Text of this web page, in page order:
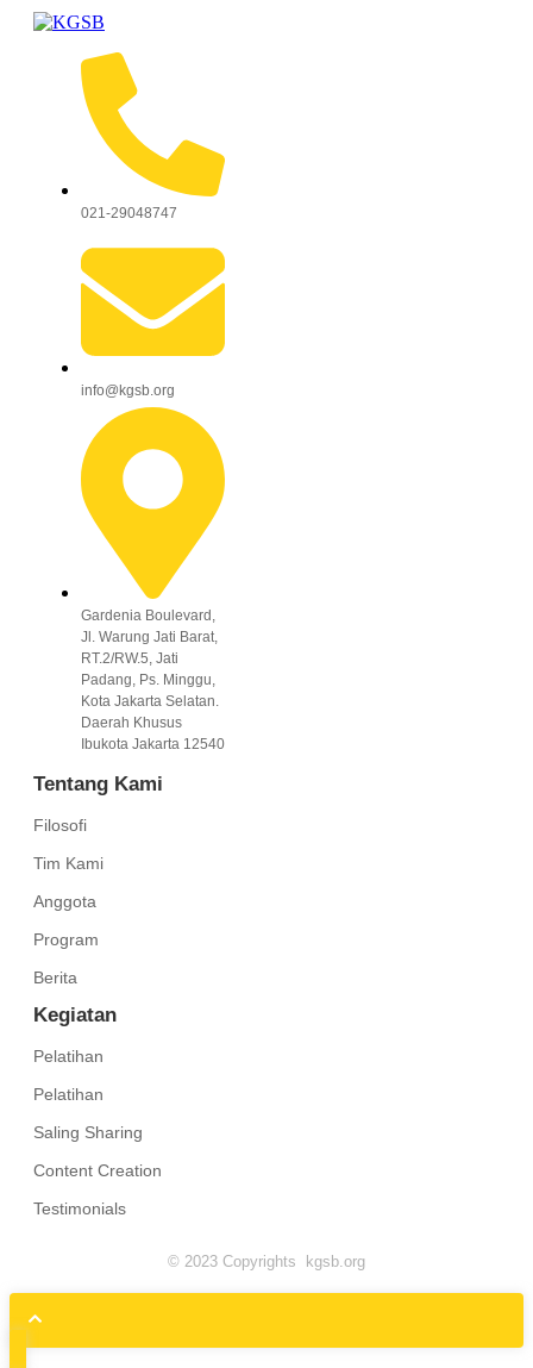
021-29048747
info@kgsb.org
Gardenia Boulevard,
Jl. Warung Jati Barat,
RT.2/RW.5, Jati
Padang, Ps. Minggu,
Kota Jakarta Selatan.
Daerah Khusus
Ibukota Jakarta 12540
Tentang Kami
Filosofi
Tim Kami
Anggota
Program
Berita
Kegiatan
Pelatihan
Pelatihan
Saling Sharing
Content Creation
Testimonials
© 2023 Copyrights kgsb.org